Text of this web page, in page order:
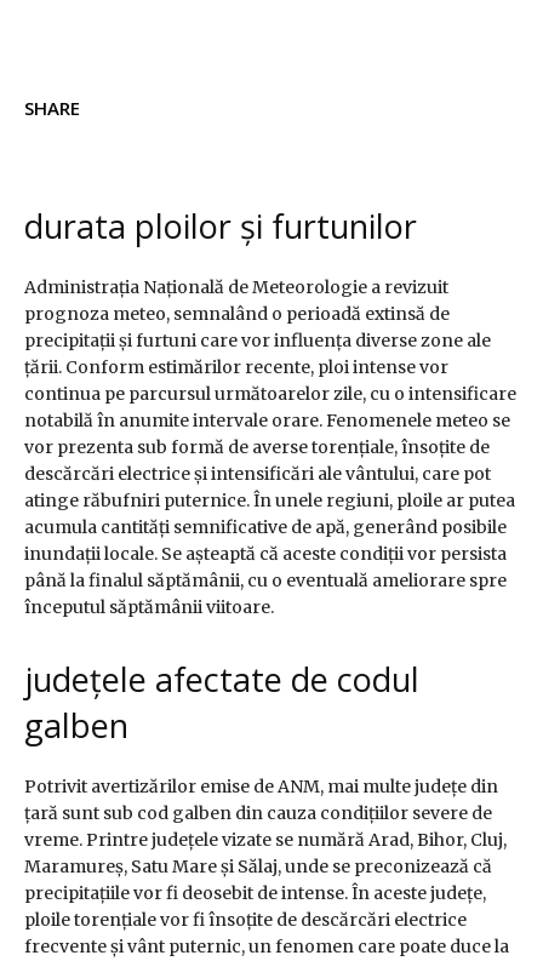
SHARE
durata ploilor și furtunilor
Administrația Națională de Meteorologie a revizuit
prognoza meteo, semnalând o perioadă extinsă de
precipitații și furtuni care vor influența diverse zone ale
țării. Conform estimărilor recente, ploi intense vor
continua pe parcursul următoarelor zile, cu o intensificare
notabilă în anumite intervale orare. Fenomenele meteo se
vor prezenta sub formă de averse torențiale, însoțite de
descărcări electrice și intensificări ale vântului, care pot
atinge răbufniri puternice. În unele regiuni, ploile ar putea
acumula cantități semnificative de apă, generând posibile
inundații locale. Se așteaptă că aceste condiții vor persista
până la finalul săptămânii, cu o eventuală ameliorare spre
începutul săptămânii viitoare.
județele afectate de codul
galben
Potrivit avertizărilor emise de ANM, mai multe județe din
țară sunt sub cod galben din cauza condițiilor severe de
vreme. Printre județele vizate se numără Arad, Bihor, Cluj,
Maramureș, Satu Mare și Sălaj, unde se preconizează că
precipitațiile vor fi deosebit de intense. În aceste județe,
ploile torențiale vor fi însoțite de descărcări electrice
frecvente și vânt puternic, un fenomen care poate duce la